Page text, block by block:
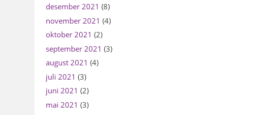
desember 2021 (8)
november 2021 (4)
oktober 2021 (2)
september 2021 (3)
august 2021 (4)
juli 2021 (3)
juni 2021 (2)
mai 2021 (3)